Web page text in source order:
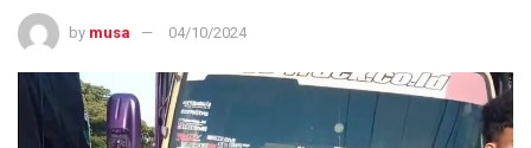
by musa 04/10/2024